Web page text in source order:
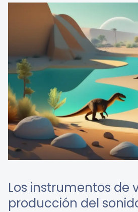
Los instrumentos de
producción del